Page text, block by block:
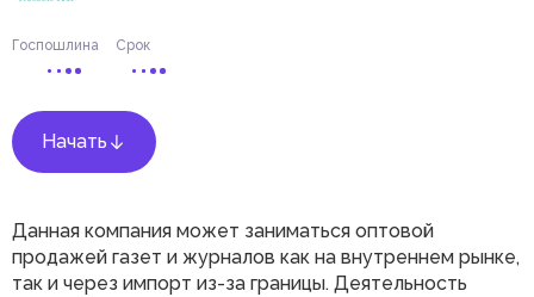
Госпошлина Срок
Начать
Данная компания может заниматься оптовой
продажей газет и журналов как на внутреннем рынке,
так и через импорт из-за границы. Деятельность